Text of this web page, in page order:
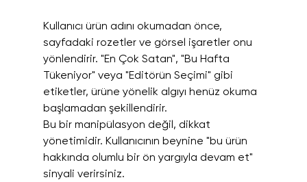
Kullanıcı ürün adını okumadan önce,
sayfadaki rozetler ve görsel işaretler onu
yönlendirir. "En Çok Satan", "Bu Hafta
Tükeniyor" veya "Editörün Seçimi" gibi
etiketler, ürüne yönelik algıyı henüz okuma
başlamadan şekillendirir.
Bu bir manipülasyon değil, dikkat
yönetimidir. Kullanıcının beynine "bu ürün
hakkında olumlu bir ön yargıyla devam et"
sinyali verirsiniz.